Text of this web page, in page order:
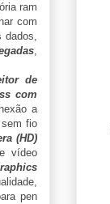
ram
com
dados,
,
de
com
a
fio
(HD)
vídeo
pen